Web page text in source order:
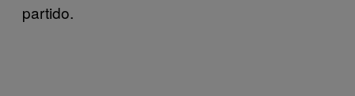
partido.